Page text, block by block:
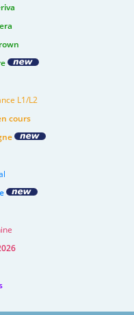
L1/L2
cours